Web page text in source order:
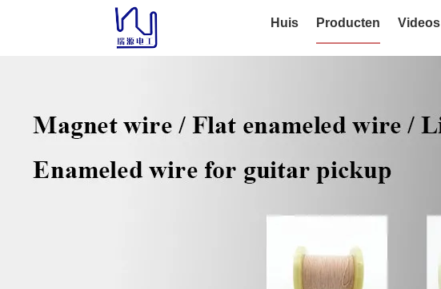
Huis Producten Videos